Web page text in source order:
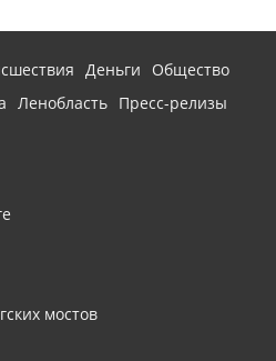
Деньги
Общество
Ленобласть Пресс-релизы
мостов